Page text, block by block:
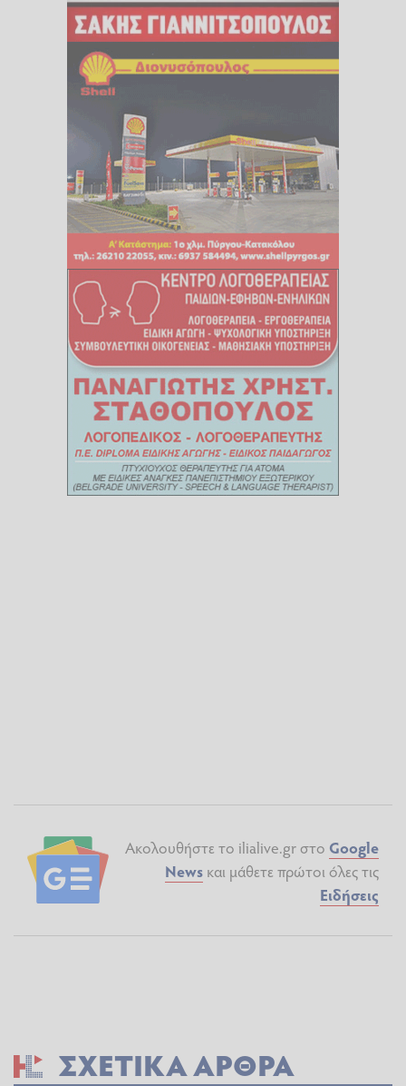
Ακολουθήστε το ilialive.gr στο Google
News και μάθετε πρώτοι όλες τις
Ειδήσεις
ΣΧΕΤΙΚΆ ΆΡΘΡΑ